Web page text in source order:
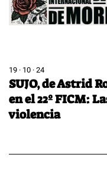
19 · 10 · 24
SUJO, de Astrid
en el 22º FICM:
violencia